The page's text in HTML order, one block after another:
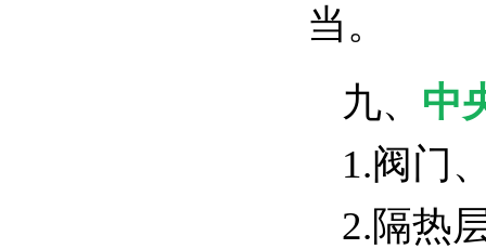
当。
九、 中
1.阀门
2.隔热